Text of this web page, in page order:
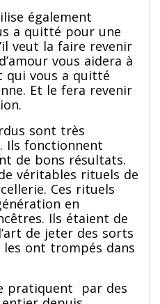
également
a quitté pour une
veut la faire revenir
vous aidera à
qui vous a quitté
Et le fera revenir
sont très
Ils fonctionnent
de bons résultats.
véritables rituels de
Ces rituels
en
Ils étaient de
de jeter des sorts
ont trompés dans
pratiquent par des